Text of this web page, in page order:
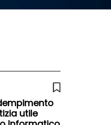
utile